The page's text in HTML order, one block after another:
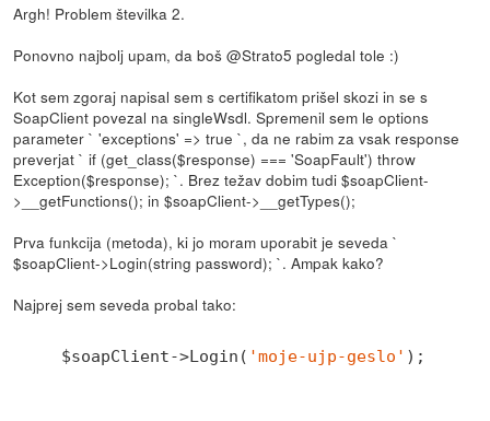
Argh! Problem številka 2.
Ponovno najbolj upam, da boš @Strato5 pogledal tole :)
Kot sem zgoraj napisal sem s certifikatom prišel skozi in se s
SoapClient povezal na singleWsdl. Spremenil sem le options
parameter ` 'exceptions' => true `, da ne rabim za vsak response
preverjat ` if (get_class($response) === 'SoapFault') throw
Exception($response); `. Brez težav dobim tudi $soapClient-
>__getFunctions(); in $soapClient->__getTypes();
Prva funkcija (metoda), ki jo moram uporabit je seveda `
$soapClient->Login(string password); `. Ampak kako?
Najprej sem seveda probal tako:
$soapClient->Login( 'moje-ujp-geslo'